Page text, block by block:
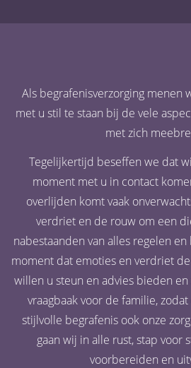
Als begrafenisverzorging menen
met u stil te staan bij de vele
met zich
Tegelijkertijd beseffen we dat
moment met u in contact
overlijden komt vaak
verdriet en de rouw om een
nabestaanden van alles regelen
moment dat emoties en verdriet
willen u steun en advies bieden
vraagbaak voor de familie,
stijlvolle begrafenis ook onze
gaan wij in alle rust, stap voor
voorbereiden en